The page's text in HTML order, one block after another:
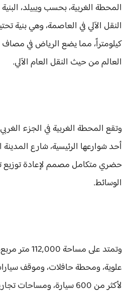
المحطة الغربية، بحسب ويبيلد،
كيلومتراً، مما يضع الرياض في مصاف
العالم من حيث النقل العام الآلي.
وتقع المحطة الغربية في الجزء
أحد شوارعها الرئيسية، شارع
حضري متكامل مصمم لإعادة توزيع
الوسائط.
وتمتد على
علوية، ومحطة حافلات، وموقف
لأكثر من 600 سيارة،